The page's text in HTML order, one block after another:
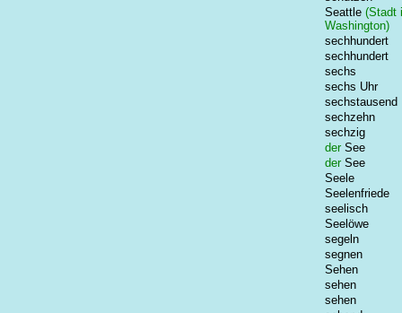
Seattle (Stadt
Washington)
sechhundert
sechhundert
sechs
sechs Uhr
sechstausend
sechzehn
sechzig
der See
der See
Seele
Seelenfriede
seelisch
Seelöwe
segeln
segnen
Sehen
sehen
sehen